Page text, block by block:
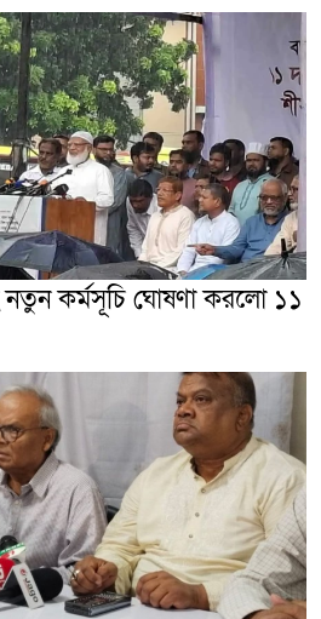
নতুন কর্মসূচি ঘোষণা করলো ১১